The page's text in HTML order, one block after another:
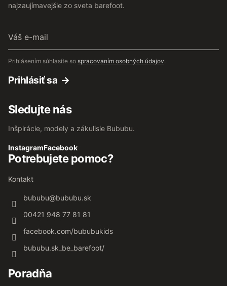
najzaujímavejšie zo sveta barefoot.
e-
mail
Prihlásením súhlasíte so spracovaním osobných údajov.
Prihlásiť sa
Sledujte nás
Inšpirácie, modely a zákulisie Bububu.
InstagramFacebook
Potrebujete pomoc?
Kontakt
bububu@bububu.sk
00421 948 77 81 81
facebook.com/bububukids
bububu.sk_be_barefoot/
Poradňa